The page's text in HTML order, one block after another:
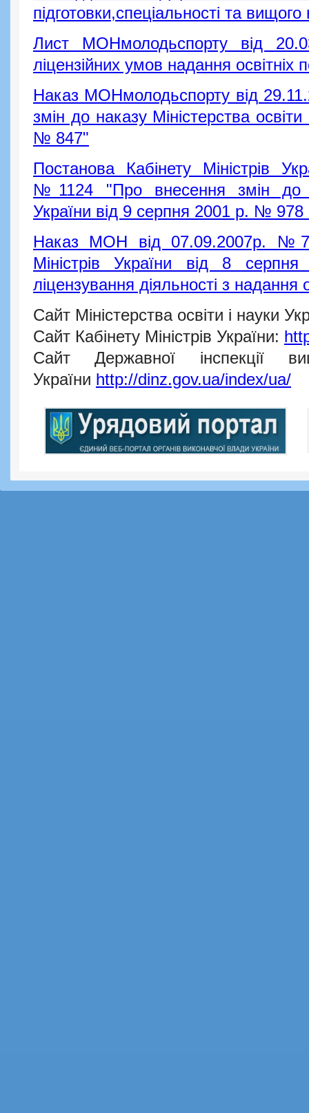
підготовки,спеціальності та
Лист МОНмолодьспорту від
ліцензійних умов надання освітніх
Наказ МОНмолодьспорту від
змін до наказу Міністерства
№ 847"
Постанова Кабінету Міністрів
№1124 "Про внесення змін до
України від 9 серпня 2001 р. №
Наказ МОН від 07.09.2007р.
Міністрів України від 8
ліцензування діяльності з надання
Сайт Міністерства освіти і науки
Сайт Кабінету Міністрів України:
Сайт Державної інспекції
України http://dinz.gov.ua/index/ua/